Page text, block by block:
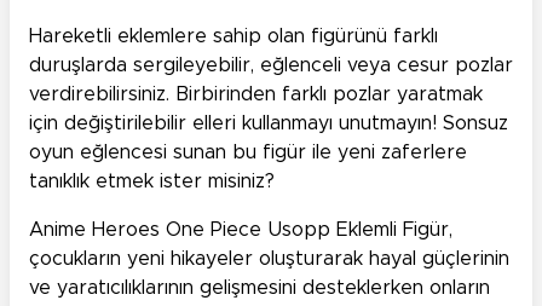
Hareketli eklemlere sahip olan figürünü farklı
duruşlarda sergileyebilir, eğlenceli veya cesur pozlar
verdirebilirsiniz. Birbirinden farklı pozlar yaratmak
için değiştirilebilir elleri kullanmayı unutmayın! Sonsuz
oyun eğlencesi sunan bu figür ile yeni zaferlere
tanıklık etmek ister misiniz?
Anime Heroes One Piece Usopp Eklemli Figür,
çocukların yeni hikayeler oluşturarak hayal güçlerinin
ve yaratıcılıklarının gelişmesini desteklerken onların